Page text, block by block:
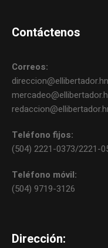
Contáctenos
Correos:
direccion@ellibertador.hn
Teléfono fijos:
(504) 2221-0373/2221-
Teléfono móvil:
(504) 9719-3126
Dirección: